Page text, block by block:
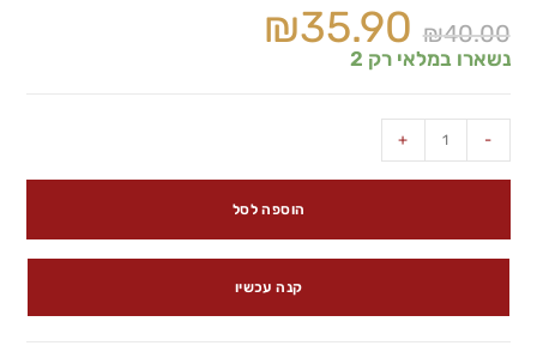
₪40.00
₪35.90
נשארו במלאי רק 2
-
+
הוספה לסל
קנה עכשיו